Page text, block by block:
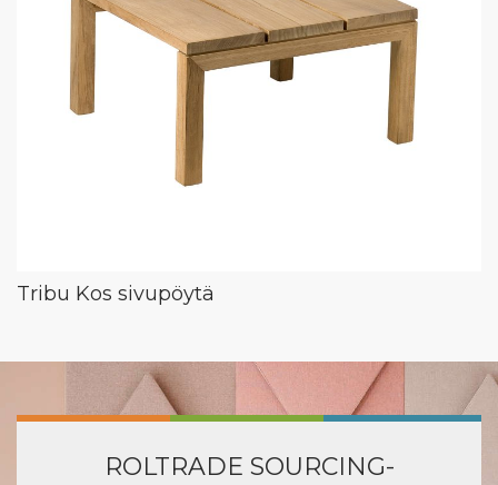
Tribu Kos sivupöytä
ROLTRADE SOURCING-